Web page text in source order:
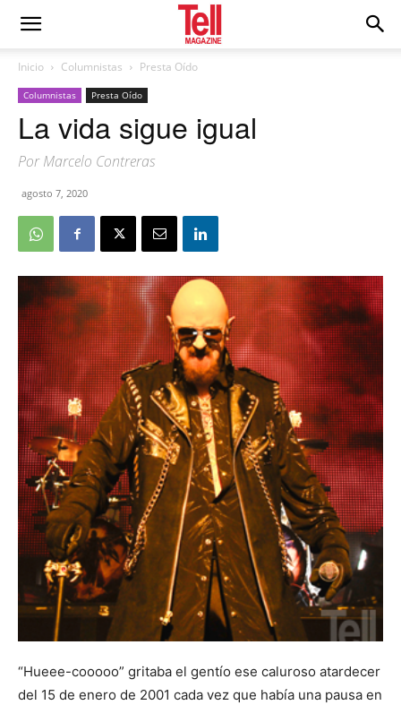
Inicio Columnistas Presta Oído
Columnistas Presta Oído
La vida sigue igual
Por Marcelo Contreras
agosto 7, 2020
“Hueee-cooooo” gritaba el gentío ese caluroso atardecer
del 15 de enero de 2001 cada vez que había una pausa en